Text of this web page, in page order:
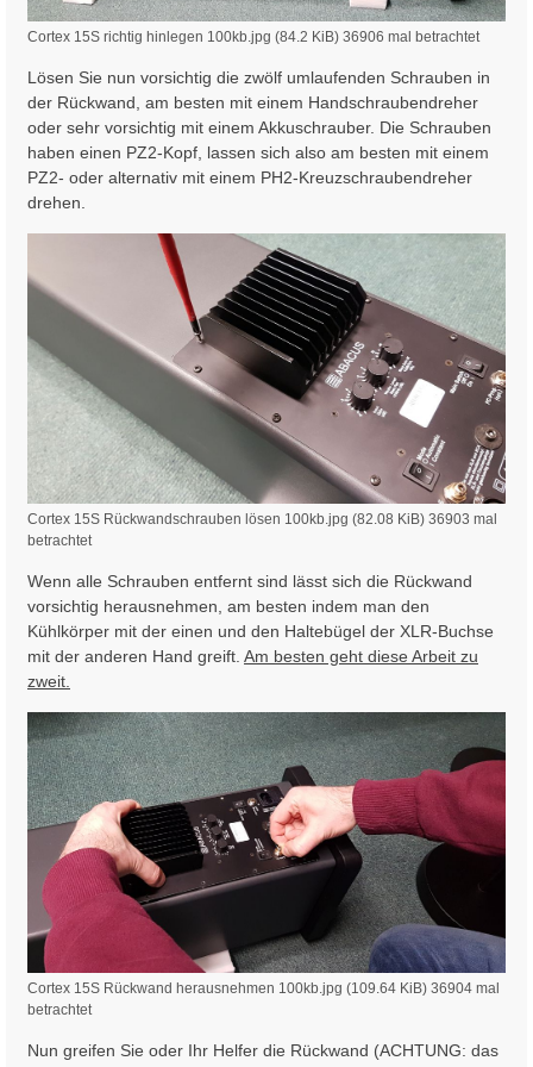
Cortex 15S richtig hinlegen 100kb.jpg (84.2 KiB) 36906 mal betrachtet
Lösen Sie nun vorsichtig die zwölf umlaufenden Schrauben in
der Rückwand, am besten mit einem Handschraubendreher
oder sehr vorsichtig mit einem Akkuschrauber. Die Schrauben
haben einen PZ2-Kopf, lassen sich also am besten mit einem
PZ2- oder alternativ mit einem PH2-Kreuzschraubendreher
drehen.
Cortex 15S Rückwandschrauben lösen 100kb.jpg (82.08 KiB) 36903 mal
betrachtet
Wenn alle Schrauben entfernt sind lässt sich die Rückwand
vorsichtig herausnehmen, am besten indem man den
Kühlkörper mit der einen und den Haltebügel der XLR-Buchse
mit der anderen Hand greift. Am besten geht diese Arbeit zu
zweit.
Cortex 15S Rückwand herausnehmen 100kb.jpg (109.64 KiB) 36904 mal
betrachtet
Nun greifen Sie oder Ihr Helfer die Rückwand (ACHTUNG: das